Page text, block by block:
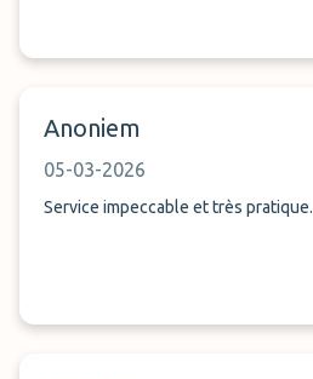
Anoniem
05-03-2026
Service impeccable et très pratique.